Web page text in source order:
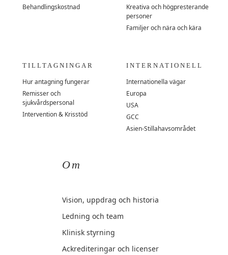
Behandlingskostnad
Kreativa och högpresterande
personer
Familjer och nära och kära
TILLTAGNINGAR
Hur antagning fungerar
Remisser och
sjukvårdspersonal
Intervention & Krisstöd
INTERNATIONELL
Internationella vägar
Europa
USA
GCC
Asien-Stillahavsområdet
Om
Vision, uppdrag och historia
Ledning och team
Klinisk styrning
Ackrediteringar och licenser